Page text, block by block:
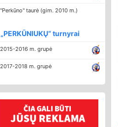
"Perkūno" taurė (gim. 2010 m.)
„PERKŪNIUKŲ“ turnyrai
2015-2016 m. grupė
2017-2018 m. grupė